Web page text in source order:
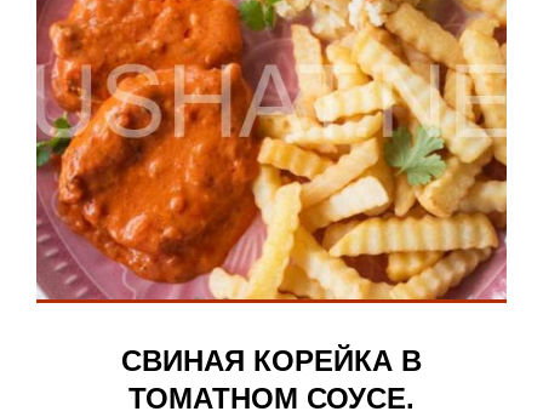
СВИНАЯ КОРЕЙКА В
ТОМАТНОМ СОУСЕ.